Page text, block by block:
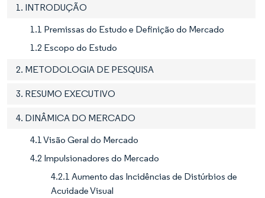
1. INTRODUÇÃO
1.1 Premissas do Estudo e Definição do Mercado
1.2 Escopo do Estudo
2. METODOLOGIA DE PESQUISA
3. RESUMO EXECUTIVO
4. DINÂMICA DO MERCADO
4.1 Visão Geral do Mercado
4.2 Impulsionadores do Mercado
4.2.1 Aumento das Incidências de Distúrbios de
Acuidade Visual